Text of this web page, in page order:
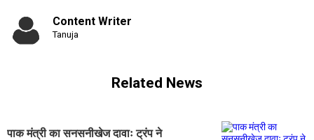
Content Writer
Tanuja
Related News
पाक मंत्री का सनसनीखेज दावाः ट्रंप ने